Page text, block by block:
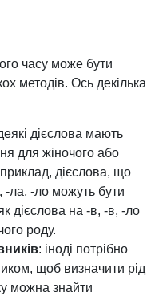
часу може бути
методів. Ось декілька
дієслова мають
для жіночого або
дієслова, що
-ла, -ло можуть бути
дієслова на -в, -в, -ло
роду.
: іноді потрібно
щоб визначити рід
можна знайти